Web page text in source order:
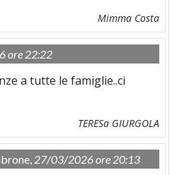
Mimma Costa
ore 22:22
a tutte le famiglie..ci
TERESa GIURGOLA
27/03/2026 ore 20:13